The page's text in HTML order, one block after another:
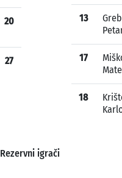
20
27
13
17
18
Rezervni igrači